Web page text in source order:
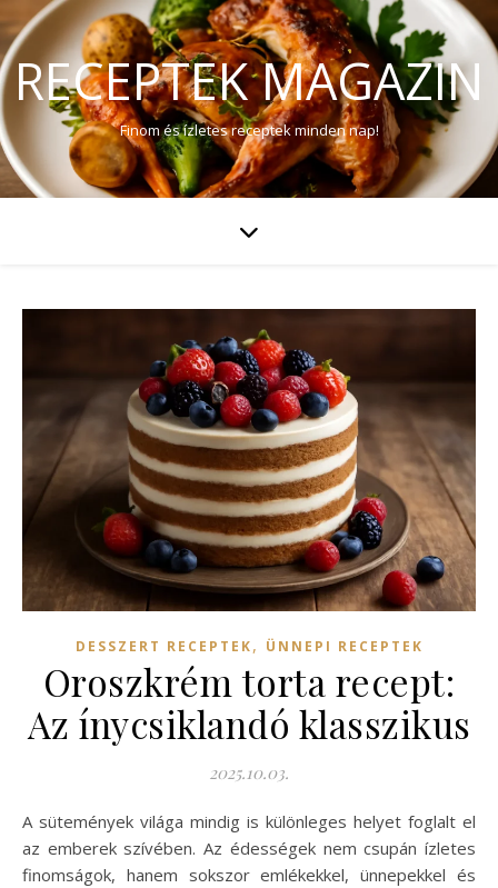
RECEPTEK MAGAZIN
Finom és ízletes receptek minden nap!
DESSZERT RECEPTEK, ÜNNEPI RECEPTEK
Oroszkrém torta recept:
Az ínycsiklandó klasszikus
2025.10.03.
A sütemények világa mindig is különleges helyet foglalt el
az emberek szívében. Az édességek nem csupán ízletes
finomságok, hanem sokszor emlékekkel, ünnepekkel és